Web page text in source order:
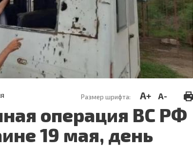
Размер шрифта: A+ A-
операция ВС РФ
19 мая, день